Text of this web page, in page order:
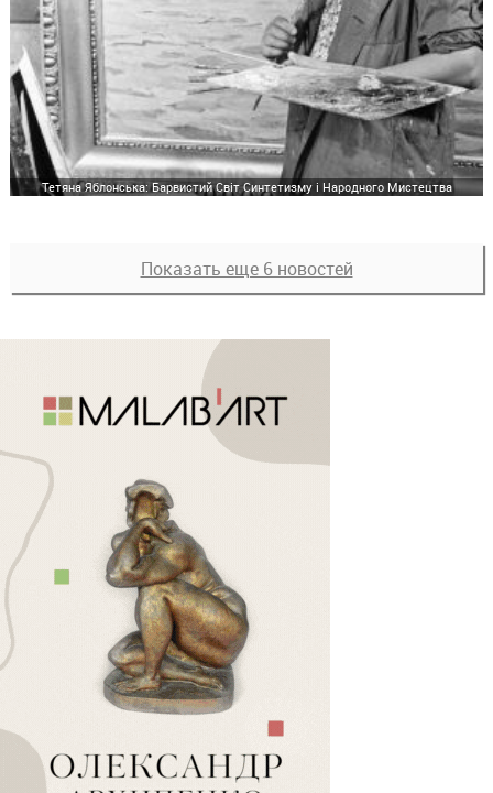
Тетяна Яблонська: Барвистий Світ Синтетизму і Народного Мистецтва
Показать еще 6 новостей